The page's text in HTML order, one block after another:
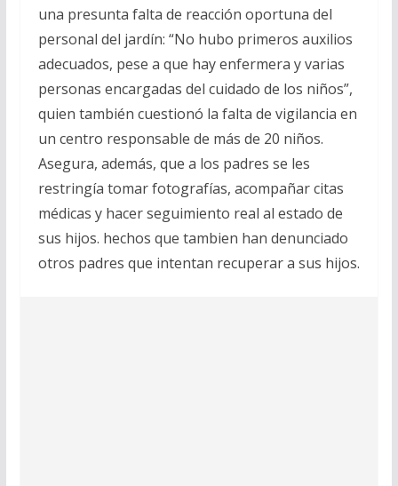
una presunta falta de reacción oportuna del
personal del jardín: “No hubo primeros auxilios
adecuados, pese a que hay enfermera y varias
personas encargadas del cuidado de los niños”,
quien también cuestionó la falta de vigilancia en
un centro responsable de más de 20 niños.
Asegura, además, que a los padres se les
restringía tomar fotografías, acompañar citas
médicas y hacer seguimiento real al estado de
sus hijos. hechos que tambien han denunciado
otros padres que intentan recuperar a sus hijos.